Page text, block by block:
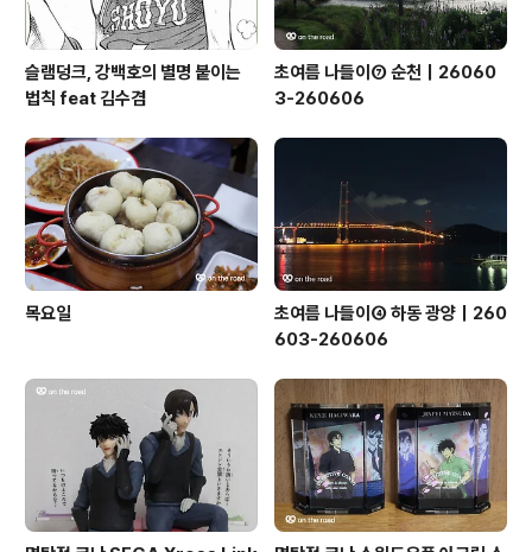
슬램덩크, 강백호의 별명 붙이는
법칙 feat 김수겸
초여름 나들이⑦ 순천｜26060
3-260606
목요일
초여름 나들이④ 하동 광양｜260
603-260606